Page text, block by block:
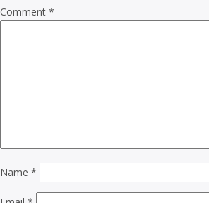
Comment *
Name *